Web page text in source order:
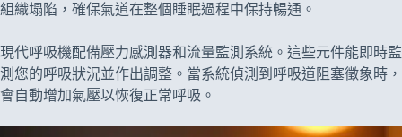
組織塌陷，確保氣道在整個睡眠過程中保持暢通。
現代呼吸機配備壓力感測器和流量監測系統。這些元件能即時監
測您的呼吸狀況並作出調整。當系統偵測到呼吸道阻塞徵象時，
會自動增加氣壓以恢復正常呼吸。